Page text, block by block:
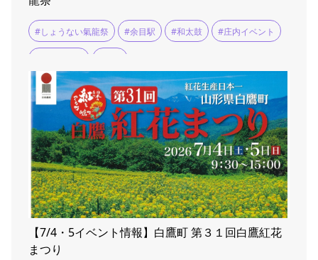
#しょうない氣龍祭 #余目駅 #和太鼓 #庄内イベント
【7/4・5イベント情報】白鷹町 第３１回白鷹紅花
まつり